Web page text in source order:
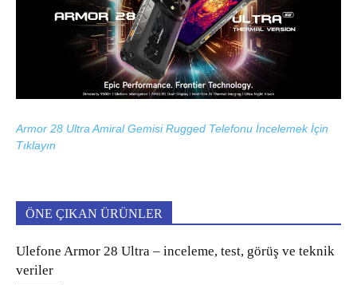
Armor 28 Ultra Amiral Gemisi Rugged Telefonu İncelemek İçin
Tıklayın
ÖNE ÇIKAN ÜRÜNLER
Ulefone Armor 28 Ultra – inceleme, test, görüş ve teknik
veriler